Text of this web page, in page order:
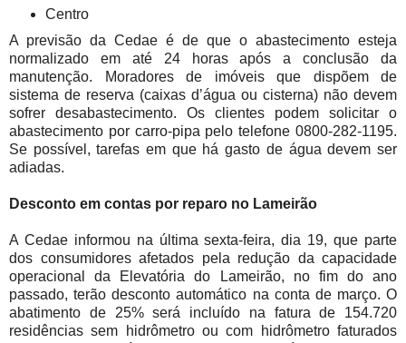
Centro
A previsão da Cedae é de que o abastecimento esteja
normalizado em até 24 horas após a conclusão da
manutenção. Moradores de imóveis que dispõem de
sistema de reserva (caixas d’água ou cisterna) não devem
sofrer desabastecimento. Os clientes podem solicitar o
abastecimento por carro-pipa pelo telefone 0800-282-1195.
Se possível, tarefas em que há gasto de água devem ser
adiadas.
Desconto em contas por reparo no Lameirão
A Cedae informou na última sexta-feira, dia 19, que parte
dos consumidores afetados pela redução da capacidade
operacional da Elevatória do Lameirão, no fim do ano
passado, terão desconto automático na conta de março. O
abatimento de 25% será incluído na fatura de 154.720
residências sem hidrômetro ou com hidrômetro faturados